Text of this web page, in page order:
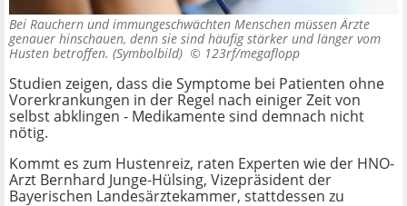
Bei Rauchern und immungeschwächten Menschen müssen Ärzte
genauer hinschauen, denn sie sind häufig stärker und länger vom
Husten betroffen. (Symbolbild) © 123rf/megaflopp
Studien zeigen, dass die Symptome bei Patienten ohne
Vorerkrankungen in der Regel nach einiger Zeit von
selbst abklingen - Medikamente sind demnach nicht
nötig.
Kommt es zum Hustenreiz, raten Experten wie der HNO-
Arzt Bernhard Junge-Hülsing, Vizepräsident der
Bayerischen Landesärztekammer, stattdessen zu